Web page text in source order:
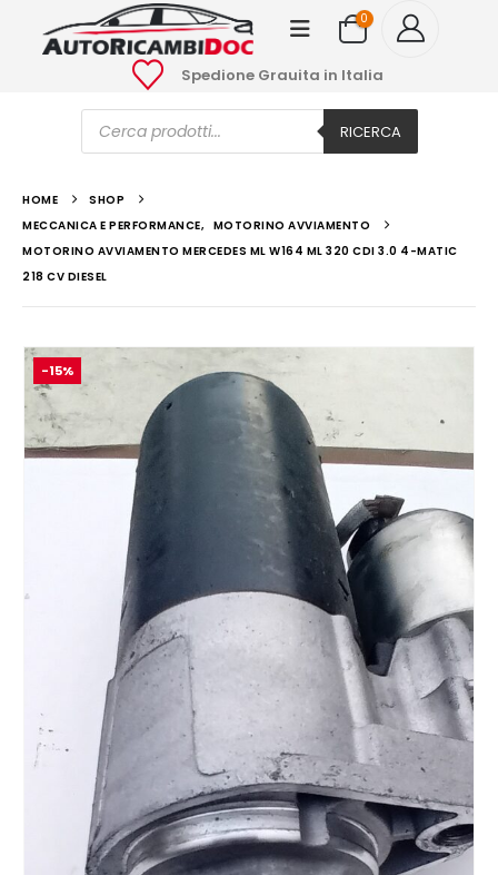
0
Spedione Grauita in Italia
Ricerca
prodotti RICERCA
HOME
SHOP
MECCANICA E PERFORMANCE, MOTORINO AVVIAMENTO
MOTORINO AVVIAMENTO MERCEDES ML W164 ML 320 CDI 3.0 4-MATIC
218 CV DIESEL
-15%